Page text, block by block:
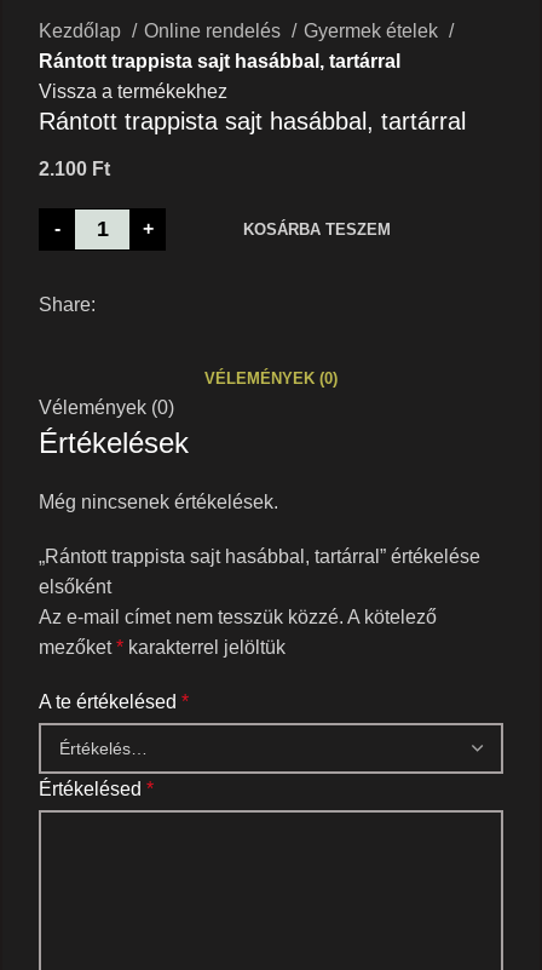
Kezdőlap
Online rendelés
Gyermek ételek
Rántott trappista sajt hasábbal, tartárral
Vissza a termékekhez
Rántott trappista sajt hasábbal, tartárral
2.100 Ft
- + KOSÁRBA TESZEM
Share:
VÉLEMÉNYEK (0)
Vélemények (0)
Értékelések
Még nincsenek értékelések.
„Rántott trappista sajt hasábbal, tartárral” értékelése
elsőként
Az e-mail címet nem tesszük közzé. A kötelező
mezőket* karakterrel jelöltük
A te értékelésed *
Értékelésed *